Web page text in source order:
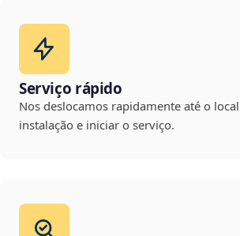
Serviço rápido
Nos deslocamos rapidamente até o
instalação e iniciar o serviço.